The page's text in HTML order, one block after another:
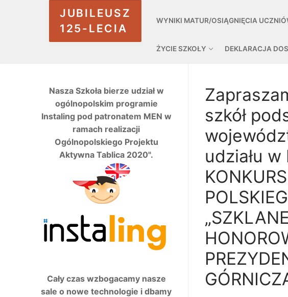
JUBILEUSZ
125-LECIA
WYNIKI MATUR/OSIĄGNIĘCIA
ŻYCIE SZKOŁY DEKLARACJA
szkół
udziału w
Nasza Szkoła bierze udział w
ogólnopolskim programie
Instaling pod patronatem MEN w
ramach realizacji
Ogólnopolskiego Projektu
Aktywna Tablica 2020".
Cały czas wzbogacamy nasze
sale o nowe technologie i dbamy